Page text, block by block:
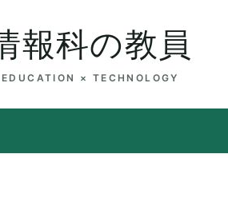
報科の教員
EDUCATION × TECHNOLOGY